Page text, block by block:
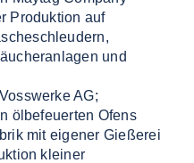
Produktion auf
und
AG;
ölbefeuerten Ofens
mit eigener Gießerei
kleiner